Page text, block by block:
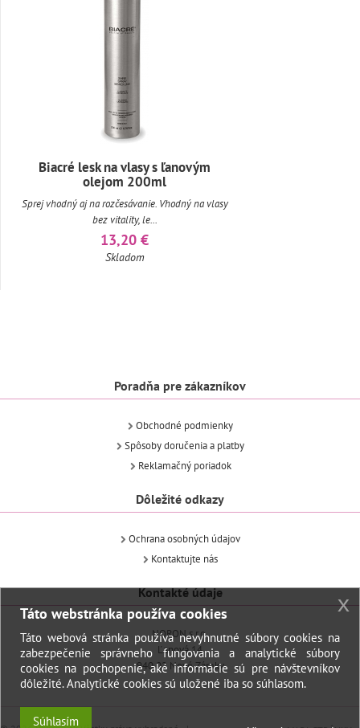
Biacré lesk na vlasy s ľanovým
olejom 200ml
Sprej vhodný aj na rozčesávanie. Vhodný na vlasy
bez vitality, le...
13,20 €
Skladom
Poradňa pre zákazníkov
Obchodné podmienky
Spôsoby doručenia a platby
Reklamačný poriadok
Dôležité odkazy
Ochrana osobných údajov
Kontaktujte nás
Kontakté údaje
NORON s.r.o.
Ľanová 14
940 02 Nové Zámky
Táto webstránka používa cookies
Táto webová stránka používa nevyhnutné súbory cookies na
zabezpečenie správneho fungovania a analytické súbory
cookies na pochopenie, aké informácie sú pre návštevníkov
dôležité. Analytické cookies sú uložené iba so súhlasom.
Súhlasím
x